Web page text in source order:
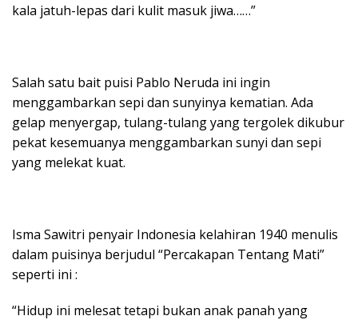
kala jatuh-lepas dari kulit masuk jiwa……”
Salah satu bait puisi Pablo Neruda ini ingin
menggambarkan sepi dan sunyinya kematian. Ada
gelap menyergap, tulang-tulang yang tergolek dikubur
pekat kesemuanya menggambarkan sunyi dan sepi
yang melekat kuat.
Isma Sawitri penyair Indonesia kelahiran 1940 menulis
dalam puisinya berjudul “Percakapan Tentang Mati”
seperti ini :
“Hidup ini melesat tetapi bukan anak panah yang